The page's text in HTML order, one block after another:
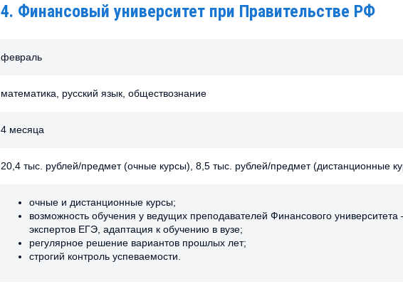
4. Финансовый университет при Правительстве РФ
февраль
математика, русский язык, обществознание
4 месяца
20,4 тыс. рублей/предмет (очные курсы), 8,5 тыс. рублей/предмет (дистанционные
очные и дистанционные курсы;
возможность обучения у ведущих преподавателей Финансового
экспертов ЕГЭ, адаптация к обучению в вузе;
регулярное решение вариантов прошлых лет;
строгий контроль успеваемости.